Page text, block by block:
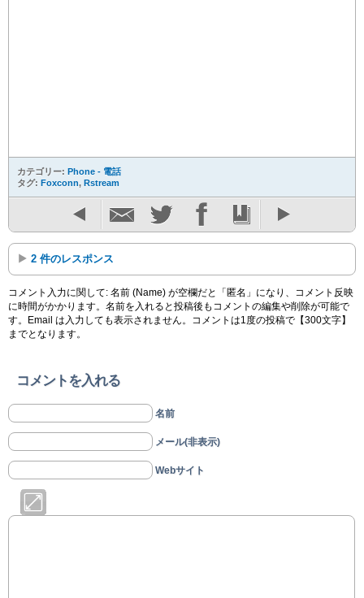
カテゴリー: Phone - 電話
タグ: Foxconn, Rstream
2 件のレスポンス
コメント入力に関して: 名前 (Name) が空欄だと「匿名」になり、コメント反映
に時間がかかります。名前を入れると投稿後もコメントの編集や削除が可能で
す。Email は入力しても表示されません。コメントは1度の投稿で【300文字】
までとなります。
コメントを入れる
名前
メール(非表示)
Webサイト